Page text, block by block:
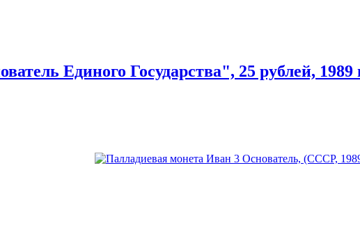
Единого Государства", 25 рублей,